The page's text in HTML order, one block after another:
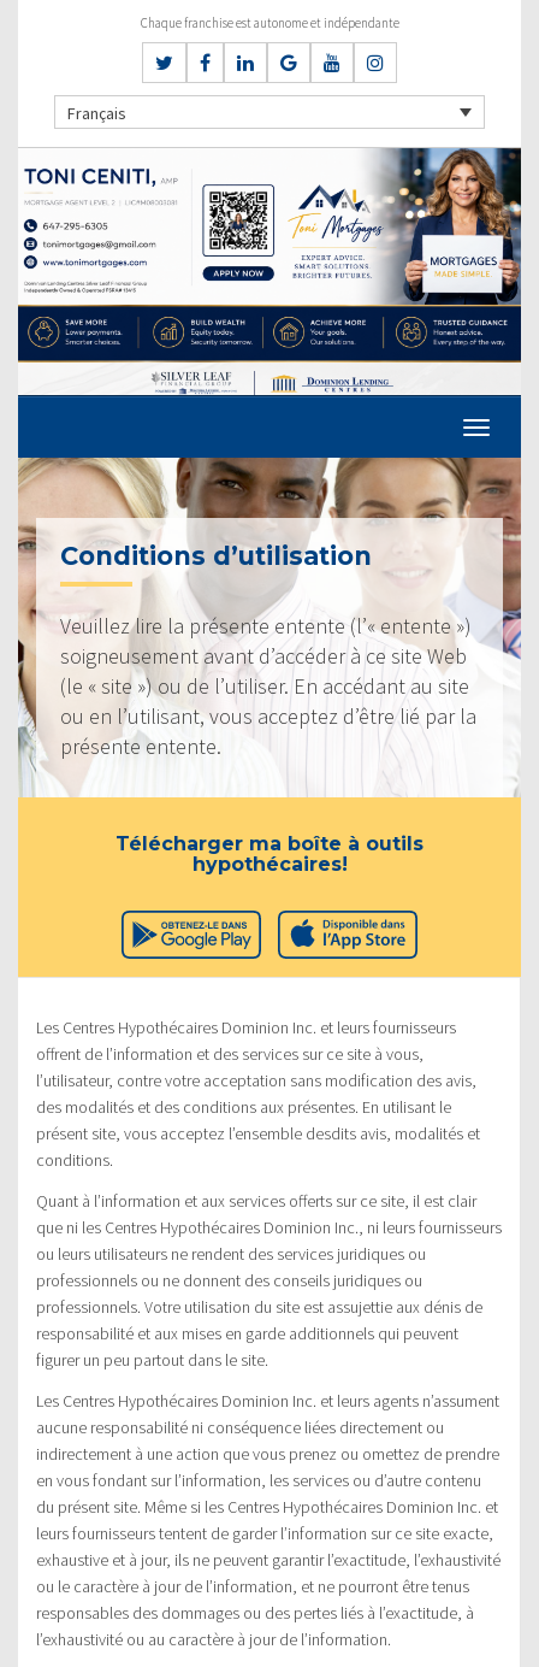
Chaque franchise est autonome et indépendante
Français
Conditions d’utilisation
Veuillez lire la présente entente (l’« entente »)
soigneusement avant d’accéder à ce site Web
(le « site ») ou de l’utiliser. En accédant au site
ou en l’utilisant, vous acceptez d’être lié par la
présente entente.
Télécharger ma boîte à outils
hypothécaires!
Les Centres Hypothécaires Dominion Inc. et leurs fournisseurs
offrent de l’information et des services sur ce site à vous,
l’utilisateur, contre votre acceptation sans modification des avis,
des modalités et des conditions aux présentes. En utilisant le
présent site, vous acceptez l’ensemble desdits avis, modalités et
conditions.
Quant à l’information et aux services offerts sur ce site, il est clair
que ni les Centres Hypothécaires Dominion Inc., ni leurs fournisseurs
ou leurs utilisateurs ne rendent des services juridiques ou
professionnels ou ne donnent des conseils juridiques ou
professionnels. Votre utilisation du site est assujettie aux dénis de
responsabilité et aux mises en garde additionnels qui peuvent
figurer un peu partout dans le site.
Les Centres Hypothécaires Dominion Inc. et leurs agents n’assument
aucune responsabilité ni conséquence liées directement ou
indirectement à une action que vous prenez ou omettez de prendre
en vous fondant sur l’information, les services ou d’autre contenu
du présent site. Même si les Centres Hypothécaires Dominion Inc. et
leurs fournisseurs tentent de garder l’information sur ce site exacte,
exhaustive et à jour, ils ne peuvent garantir l’exactitude, l’exhaustivité
ou le caractère à jour de l’information, et ne pourront être tenus
responsables des dommages ou des pertes liés à l’exactitude, à
l’exhaustivité ou au caractère à jour de l’information.